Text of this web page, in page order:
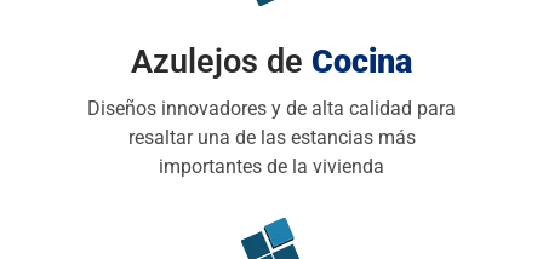
Azulejos de Cocina
Diseños innovadores y de alta calidad para
resaltar una de las estancias más
importantes de la vivienda